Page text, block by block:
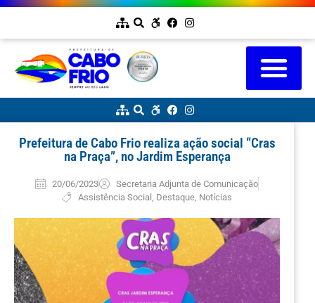
Prefeitura de Cabo Frio realiza ação social “Cras
na Praça”, no Jardim Esperança
20/06/2023
Secretaria Adjunta de Comunicação
Assistência Social Destaque Notícias